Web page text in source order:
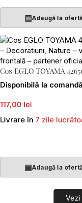
▤Adaugă la
Cos EGLO TOYAMA
Disponibilă la comandă
117,00 lei
Livrare în 7 zile
▤Adaugă la
Vezi